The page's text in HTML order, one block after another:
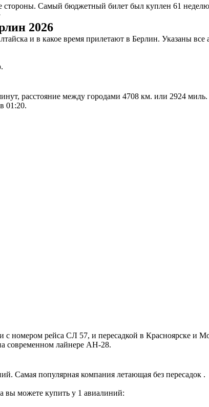
Самый бюджетный билет был куплен 61 неделю
2026
и в какое время прилетают в Берлин. Указаны
расстояние между городами 4708 км. или 2924
01:20.
рейса СЛ 57, и пересадкой в Красноярске и
современном лайнере АН-28.
Самая популярная компания летающая без пересадок .
вы можете купить у 1 авиалиний: